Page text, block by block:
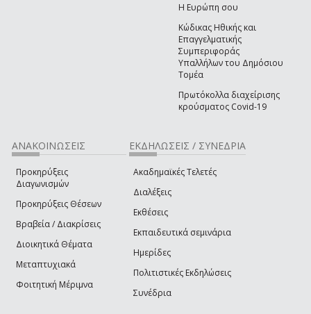
Η Ευρώπη σου
Κώδικας Ηθικής και
Επαγγελματικής
Συμπεριφοράς
Υπαλλήλων του Δημόσιου
Τομέα
Πρωτόκολλα διαχείρισης
κρούσματος Covid-19
ΑΝΑΚΟΙΝΩΣΕΙΣ
Προκηρύξεις
Διαγωνισμών
Προκηρύξεις Θέσεων
Βραβεία / Διακρίσεις
Διοικητικά Θέματα
Μεταπτυχιακά
Φοιτητική Μέριμνα
ΕΚΔΗΛΩΣΕΙΣ / ΣΥΝΕΔΡΙΑ
Ακαδημαϊκές Τελετές
Διαλέξεις
Εκθέσεις
Εκπαιδευτικά σεμινάρια
Ημερίδες
Πολιτιστικές Εκδηλώσεις
Συνέδρια